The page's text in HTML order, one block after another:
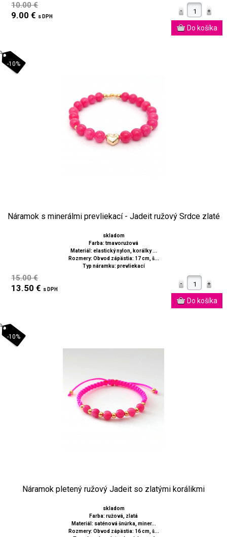
10.00 €
9.00 € s DPH
-10%
Náramok s minerálmi prevliekací - Jadeit ružový Srdce zlaté
skladom
Farba: tmavoružová
Materiál: elastický nylon, korálky ...
Rozmery: Obvod zápästia: 17 cm, š...
Typ náramku: prevliekací
15.00 €
13.50 € s DPH
-10%
Náramok pletený ružový Jadeit so zlatými korálikmi
skladom
Farba: ružová, zlatá
Materiál: saténová šnúrka, miner...
Rozmery: Obvod zápästia: 16 cm, š...